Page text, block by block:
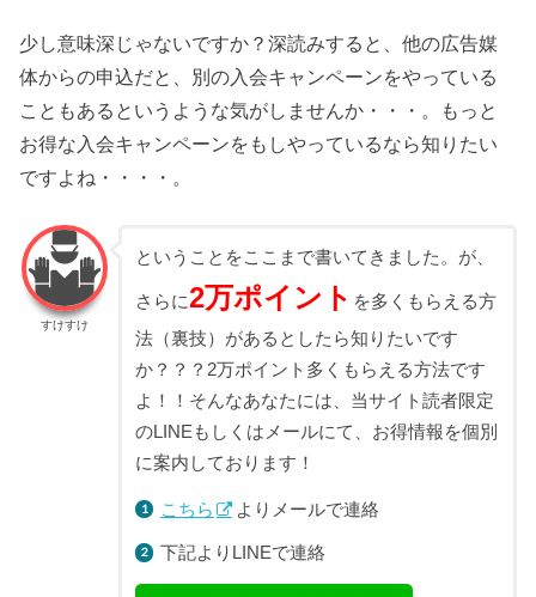
少し意味深じゃないですか？深読みすると、他の広告媒
体からの申込だと、別の入会キャンペーンをやっている
こともあるというような気がしませんか・・・。もっと
お得な入会キャンペーンをもしやっているなら知りたい
ですよね・・・・。
すけすけ
ということをここまで書いてきました。が、
さらに2万ポイント を多くもらえる方
法（裏技）があるとしたら知りたいです
か？？？2万ポイント多くもらえる方法です
よ！！そんなあなたには、当サイト読者限定
のLINEもしくはメールにて、お得情報を個別
に案内しております！
こちら よりメールで連絡
下記よりLINEで連絡